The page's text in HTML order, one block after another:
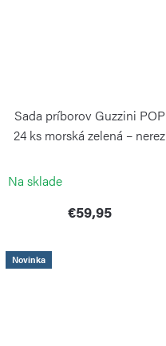
Sada príborov Guzzini POP
24 ks morská zelená – nerez
Na sklade
€59,95
Novinka